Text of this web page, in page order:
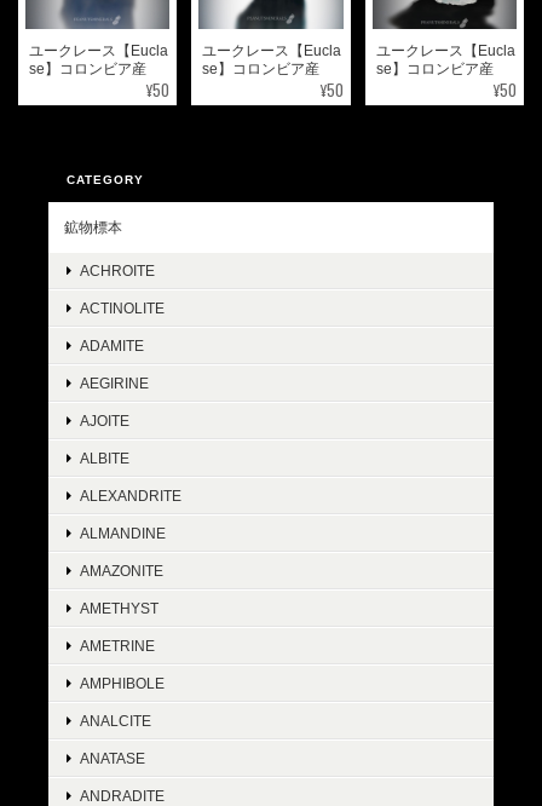
ユークレース【Eucla
se】コロンビア産
¥50
ユークレース【Eucla
se】コロンビア産
¥50
ユークレース【Eucla
se】コロンビア産
¥50
CATEGORY
鉱物標本
ACHROITE
ACTINOLITE
ADAMITE
AEGIRINE
AJOITE
ALBITE
ALEXANDRITE
ALMANDINE
AMAZONITE
AMETHYST
AMETRINE
AMPHIBOLE
ANALCITE
ANATASE
ANDRADITE